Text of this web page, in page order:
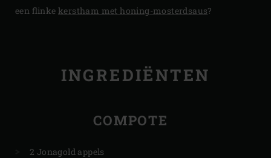
een flinke kerstham met honing-mosterdsaus?
INGREDIËNTEN
COMPOTE
2 Jonagold appels